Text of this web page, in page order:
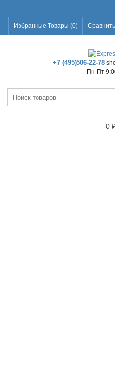
Избранные Товары (0)
+7 (495)506-22-78
Пн-Пт
0 ₽